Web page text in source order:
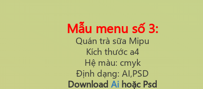
Mẫu menu số 3:
Quán trà sữa Mipu
Kích thước a4
Hệ màu: cmyk
Định dạng: AI,PSD
Download Ai hoặc Psd